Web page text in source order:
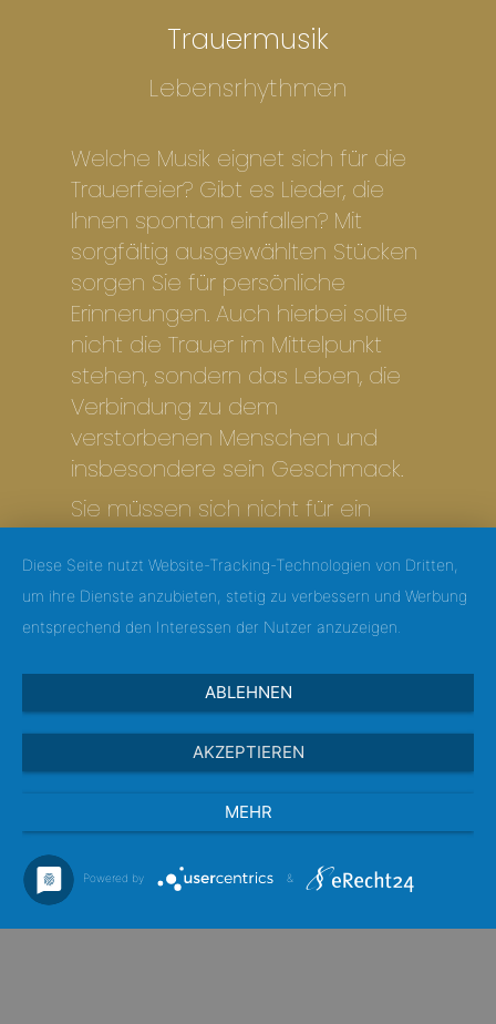
Trauermusik
Lebensrhythmen
Welche Musik eignet sich für die
Trauerfeier? Gibt es Lieder, die
Ihnen spontan einfallen? Mit
sorgfältig ausgewählten Stücken
sorgen Sie für persönliche
Erinnerungen. Auch hierbei sollte
nicht die Trauer im Mittelpunkt
stehen, sondern das Leben, die
Verbindung zu dem
verstorbenen Menschen und
insbesondere sein Geschmack.
Sie müssen sich nicht für ein
Pop, Rockballade oder Schlager –
möglich sind auch
Kombinationen.
Im Übrigen vermitteln wir gerne
auch Musiker/innen und
Sänger/innen für den Live-Auftritt.
Hörproben zur Auswahl finden Sie
Diese Seite nutzt Website-Tracking-Technologien von Dritten,
um ihre Dienste anzubieten, stetig zu verbessern und Werbung
entsprechend den Interessen der Nutzer anzuzeigen.
ABLEHNEN
AKZEPTIEREN
MEHR
Powered by &